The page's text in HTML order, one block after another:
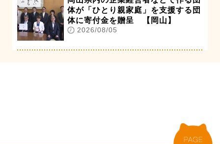
体が「ひとり親家庭」を支援する団
体に寄付金を贈呈 【岡山】
2026/08/05